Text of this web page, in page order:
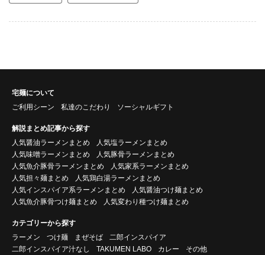
宅麺について
ご利用シーン
私達のこだわり ソーシャルギフト
解説まとめ記事から探す
人気醤油ラーメンまとめ
人気塩ラーメンまとめ
人気味噌ラーメンまとめ
人気豚骨ラーメンまとめ
人気魚介豚骨ラーメンまとめ
人気家系ラーメンまとめ
人気担々麺まとめ
人気鶏白湯ラーメンまとめ
人気インスパイア系ラーメンまとめ
人気醤油つけ麺まとめ
人気魚介豚骨つけ麺まとめ
人気変わり種つけ麺まとめ
カテゴリーから探す
ラーメン
つけ麺 まぜそば
二郎インスパイア
二郎インスパイア汁なし
TAKUMEN LABO カレー その他